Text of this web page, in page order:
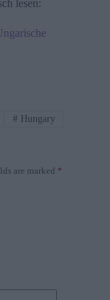
lesen:
# Hungary
are marked *